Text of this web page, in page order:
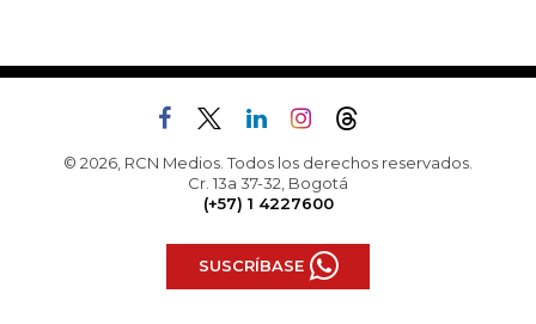
© 2026, RCN Medios. Todos los derechos reservados.
Cr. 13a 37-32, Bogotá
(+57) 1 4227600
SUSCRÍBASE